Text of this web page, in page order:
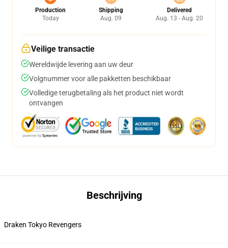
Production
Today
Shipping
Aug. 09
Delivered
Aug. 13 - Aug. 20
Veilige transactie
Wereldwijde levering aan uw deur
Volgnummer voor alle pakketten beschikbaar
Volledige terugbetaling als het product niet wordt
ontvangen
Beschrijving
Draken Tokyo Revengers